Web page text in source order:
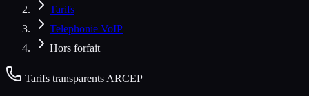
Tarifs
Telephonie VoIP
Hors forfait
Tarifs transparents ARCEP